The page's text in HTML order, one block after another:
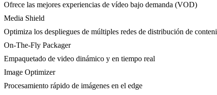
Ofrece las mejores experiencias de vídeo bajo demanda (VOD)
Media Shield
Optimiza los despliegues de múltiples redes de distribución de
On-The-Fly Packager
Empaquetado de video dinámico y en tiempo real
Image Optimizer
Procesamiento rápido de imágenes en el edge